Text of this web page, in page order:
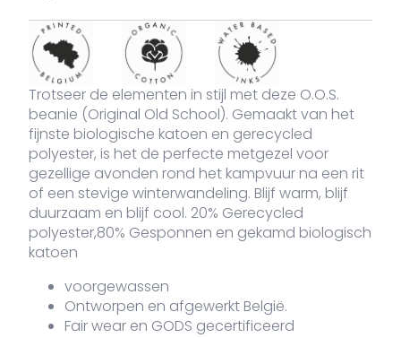
Trotseer de elementen in stijl met deze O.O.S.
beanie (Original Old School). Gemaakt van het
fijnste biologische katoen en gerecycled
polyester, is het de perfecte metgezel voor
gezellige avonden rond het kampvuur na een rit
of een stevige winterwandeling. Blijf warm, blijf
duurzaam en blijf cool. 20% Gerecycled
polyester,80% Gesponnen en gekamd biologisch
katoen
voorgewassen
Ontworpen en afgewerkt België.
Fair wear en GODS gecertificeerd
VDLAC-
564-
VW
Vintage
White